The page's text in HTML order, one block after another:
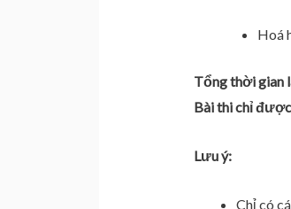
Hoá
Tổng thời gian
Bài thi chỉ
Lưu ý:
Chỉ có